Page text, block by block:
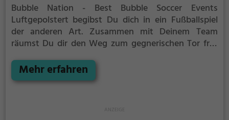
Bubble Nation - Best Bubble Soccer Events
Luftgepolstert begibst Du dich in ein Fußballspiel
der anderen Art. Zusammen mit Deinem Team
räumst Du dir den Weg zum gegnerischen Tor frei.
ist seit 2016, der Anbieter für Bubble Soccer, Bubble
Football oder auch Zorbing genannt. Egal ob
Mehr erfahren